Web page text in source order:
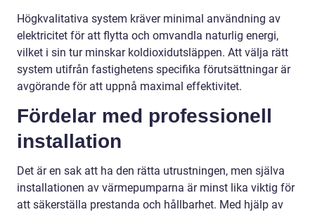
Högkvalitativa system kräver minimal användning av
elektricitet för att flytta och omvandla naturlig energi,
vilket i sin tur minskar koldioxidutsläppen. Att välja rätt
system utifrån fastighetens specifika förutsättningar är
avgörande för att uppnå maximal effektivitet.
Fördelar med professionell
installation
Det är en sak att ha den rätta utrustningen, men själva
installationen av värmepumparna är minst lika viktig för
att säkerställa prestanda och hållbarhet. Med hjälp av